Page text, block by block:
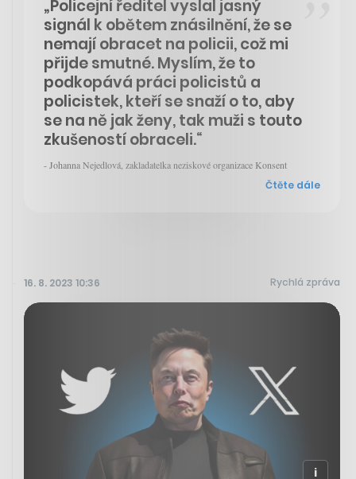
„Policejní ředitel vyslal jasný
signál k obětem znásilnění, že se
nemají obracet na policii, což mi
přijde smutné. Myslím, že to
podkopává práci policistů a
policistek, kteří se snaží o to, aby
se na ně jak ženy, tak muži s touto
zkušeností obraceli.“
- Johanna Nejedlová, zakladatelka neziskové organizace Konsent
Čtěte dále
16. 8. 2023 10:36 Rychlá zpráva